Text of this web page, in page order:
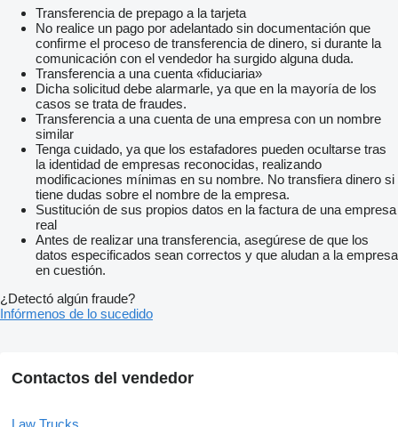
Transferencia de prepago a la tarjeta
No realice un pago por adelantado sin documentación que
confirme el proceso de transferencia de dinero, si durante la
comunicación con el vendedor ha surgido alguna duda.
Transferencia a una cuenta «fiduciaria»
Dicha solicitud debe alarmarle, ya que en la mayoría de los
casos se trata de fraudes.
Transferencia a una cuenta de una empresa con un nombre
similar
Tenga cuidado, ya que los estafadores pueden ocultarse tras
la identidad de empresas reconocidas, realizando
modificaciones mínimas en su nombre. No transfiera dinero si
tiene dudas sobre el nombre de la empresa.
Sustitución de sus propios datos en la factura de una empresa
real
Antes de realizar una transferencia, asegúrese de que los
datos especificados sean correctos y que aludan a la empresa
en cuestión.
¿Detectó algún fraude?
Infórmenos de lo sucedido
Contactos del vendedor